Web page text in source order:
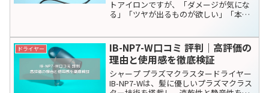
ドライヤー 美容・健康家電 コンパクト
シェアする
X Facebook はてブ